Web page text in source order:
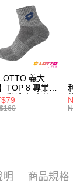
義大
TOP 8 專業機
動襪-加大款
-
(
明 商品規格